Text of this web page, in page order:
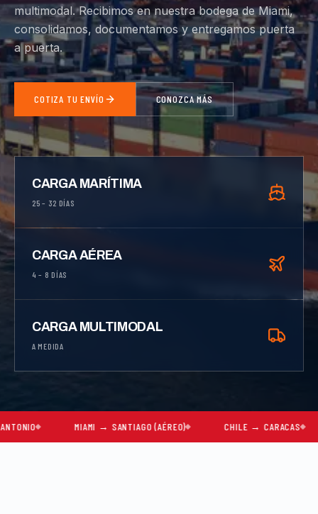
multimodal. Recibimos en nuestra bodega de Miami,
consolidamos, documentamos y entregamos puerta
a puerta.
COTIZA TU ENVÍO CONOZCA MÁS
CARGA MARÍTIMA
25 – 32 DÍAS
CARGA AÉREA
4 – 8 DÍAS
CARGA MULTIMODAL
A MEDIDA
MIAMI → SANTIAGO (AÉREO) CHILE → CARACAS